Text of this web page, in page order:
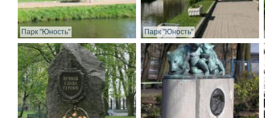
Парк "Юность" Парк "Юность"